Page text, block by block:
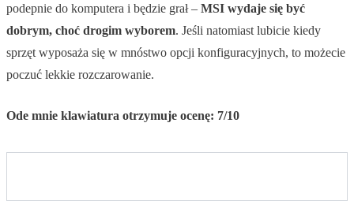
podepnie do komputera i będzie grał – MSI wydaje się być
dobrym, choć drogim wyborem. Jeśli natomiast lubicie kiedy
sprzęt wyposaża się w mnóstwo opcji konfiguracyjnych, to możecie
poczuć lekkie rozczarowanie.
Ode mnie klawiatura otrzymuje ocenę: 7/10